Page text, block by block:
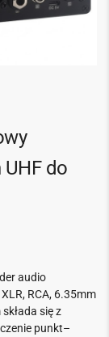
do
audio
RCA, 6.35mm
się z
punkt–